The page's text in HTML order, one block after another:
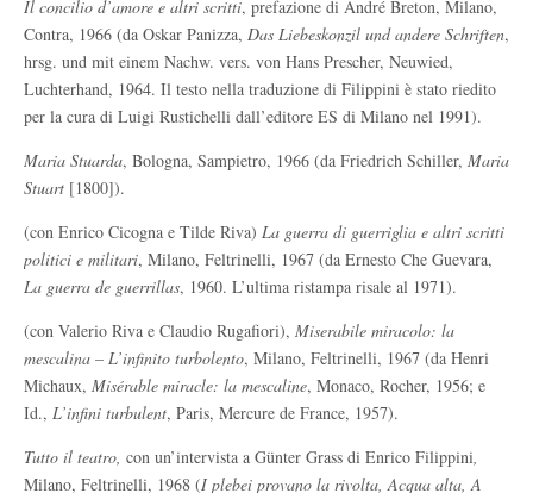
Il concilio d’amore e altri scritti, prefazione di André Breton, Milano,
Contra, 1966 (da Oskar Panizza, Das Liebeskonzil und andere Schriften,
hrsg. und mit einem Nachw. vers. von Hans Prescher, Neuwied,
Luchterhand, 1964. Il testo nella traduzione di Filippini è stato riedito
per la cura di Luigi Rustichelli dall’editore ES di Milano nel 1991).
Maria Stuarda, Bologna, Sampietro, 1966 (da Friedrich Schiller, Maria
Stuart [1800]).
(con Enrico Cicogna e Tilde Riva) La guerra di guerriglia e altri scritti
politici e militari, Milano, Feltrinelli, 1967 (da Ernesto Che Guevara,
La guerra de guerrillas, 1960. L’ultima ristampa risale al 1971).
(con Valerio Riva e Claudio Rugafiori), Miserabile miracolo: la
mescalina – L’infinito turbolento, Milano, Feltrinelli, 1967 (da Henri
Michaux, Misérable miracle: la mescaline, Monaco, Rocher, 1956; e
Id., L’infini turbulent, Paris, Mercure de France, 1957).
Tutto il teatro, con un’intervista a Günter Grass di Enrico Filippini,
Milano, Feltrinelli, 1968 (I plebei provano la rivolta, Acqua alta, A